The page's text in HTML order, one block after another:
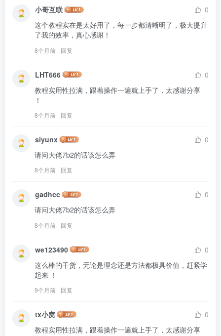
小哥互联
0
这个教程实在是太好用了，每一步都清晰明了，极大提升
了我的效率，真心感谢！
8个月前 回复
LHT666
0
教程实用性拉满，跟着操作一遍就上手了，太感谢分享
！
8个月前 回复
siyunx
0
请问大佬7b2的话该怎么弄
8个月前 回复
gadhcc
0
请问大佬7b2的话该怎么弄
8个月前 回复
we123490
0
这么棒的干货，无论是理念还是方法都极具价值，赶紧学
起来 ！
9个月前 回复
tx小窝
0
教程实用性拉满，跟着操作一遍就上手了，太感谢分享